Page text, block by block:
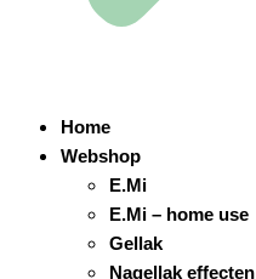
Home
Webshop
E.Mi
E.Mi – home use
Gellak
Nagellak effecten